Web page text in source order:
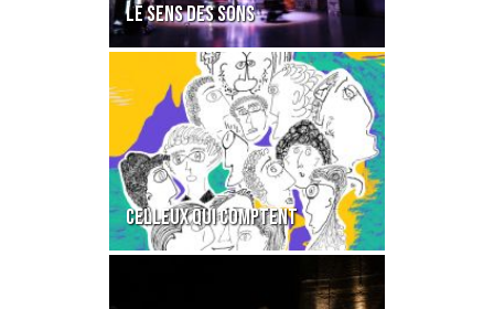
LE SENS DES SONS
CELLEUX QUI COMPTENT